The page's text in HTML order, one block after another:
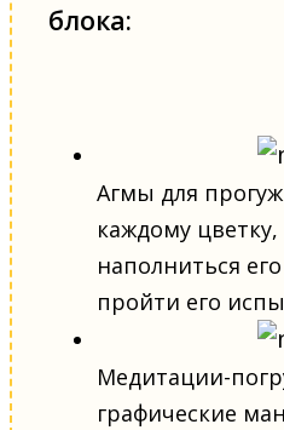
блока:
Агмы для
каждому
наполниться
пройти его
Медитации-
графические